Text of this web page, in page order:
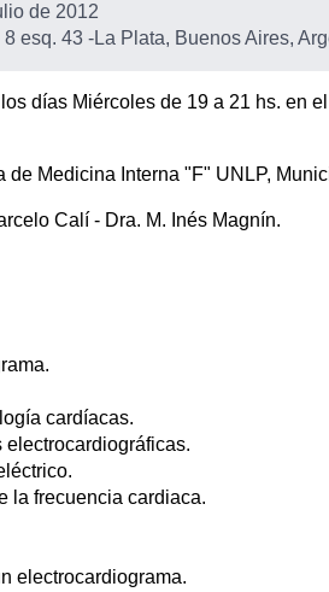
de 2012
esq. 43 -La Plata, Buenos Aires,
días Miércoles de 19 a 21 hs. en
de Medicina Interna "F" UNLP,
Calí - Dra. M. Inés Magnín.
cardíacas.
la frecuencia cardiaca.
electrocardiograma.